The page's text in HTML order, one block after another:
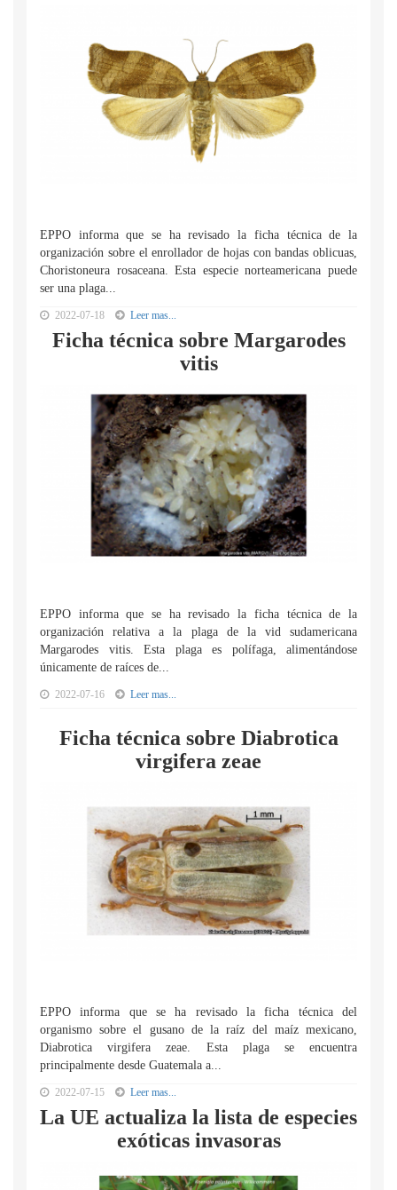
EPPO informa que se ha revisado la ficha técnica de la
organización sobre el enrollador de hojas con bandas oblicuas,
Choristoneura rosaceana. Esta especie norteamericana puede
ser una plaga...
2022-07-18 Leer mas...
Ficha técnica sobre Margarodes
vitis
EPPO informa que se ha revisado la ficha técnica de la
organización relativa a la plaga de la vid sudamericana
Margarodes vitis. Esta plaga es polífaga, alimentándose
únicamente de raíces de...
2022-07-16 Leer mas...
Ficha técnica sobre Diabrotica
virgifera zeae
EPPO informa que se ha revisado la ficha técnica del
organismo sobre el gusano de la raíz del maíz mexicano,
Diabrotica virgifera zeae. Esta plaga se encuentra
principalmente desde Guatemala a...
2022-07-15 Leer mas...
La UE actualiza la lista de especies
exóticas invasoras